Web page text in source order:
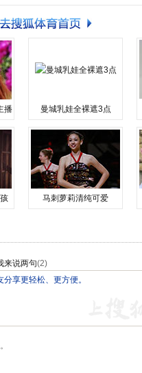
播 曼城乳娃全裸遮3点
马刺萝莉清纯可爱
来说两句(2)